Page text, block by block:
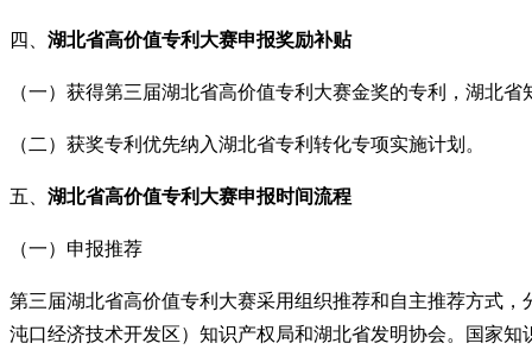
四、 湖北省高价值专利大赛申报奖励补贴
（一）获得第三届湖北省高价值专利大赛金奖的专利，湖北
（二）获奖专利优先纳入湖北省专利转化专项实施计划。
五、 湖北省高价值专利大赛申报时间流程
（一）申报推荐
第三届湖北省高价值专利大赛采用组织推荐和自主推荐方式
沌口经济技术开发区）知识产权局和湖北省发明协会。国家知